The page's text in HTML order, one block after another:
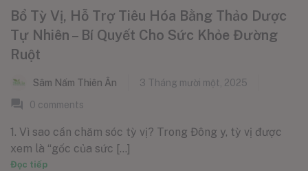
Bổ Tỳ Vị, Hỗ Trợ Tiêu Hóa Bằng Thảo Dược
Tự Nhiên – Bí Quyết Cho Sức Khỏe Đường
Ruột
Sâm Nấm Thiên Ân
3 Tháng mười một, 2025
0 comments
1. Vì sao cần chăm sóc tỳ vị? Trong Đông y, tỳ vị được
xem là “gốc của sức [...]
Đọc tiếp